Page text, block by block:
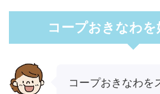
コープおきなわ
コープおきなわを